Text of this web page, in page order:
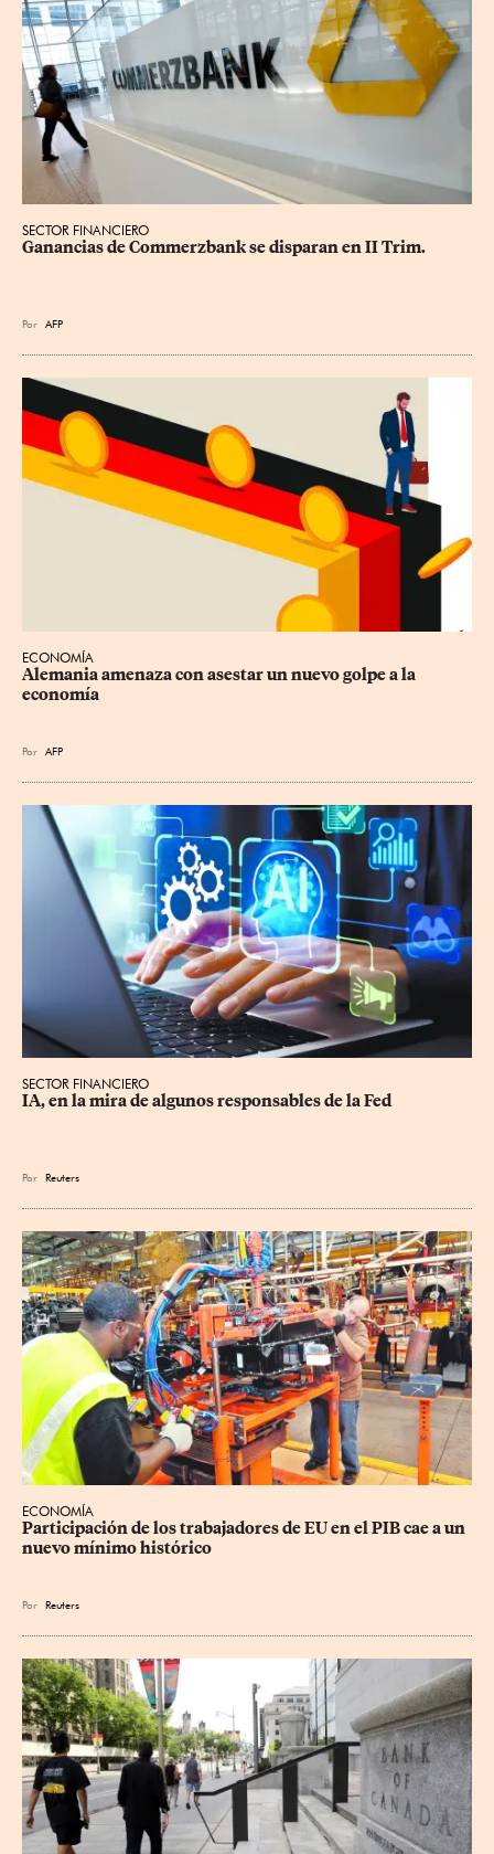
SECTOR FINANCIERO
Ganancias de Commerzbank se disparan en II Trim.
Por AFP
ECONOMÍA
Alemania amenaza con asestar un nuevo golpe a la
economía
Por AFP
SECTOR FINANCIERO
IA, en la mira de algunos responsables de la Fed
Por Reuters
ECONOMÍA
Participación de los trabajadores de EU en el PIB cae a un
nuevo mínimo histórico
Por Reuters